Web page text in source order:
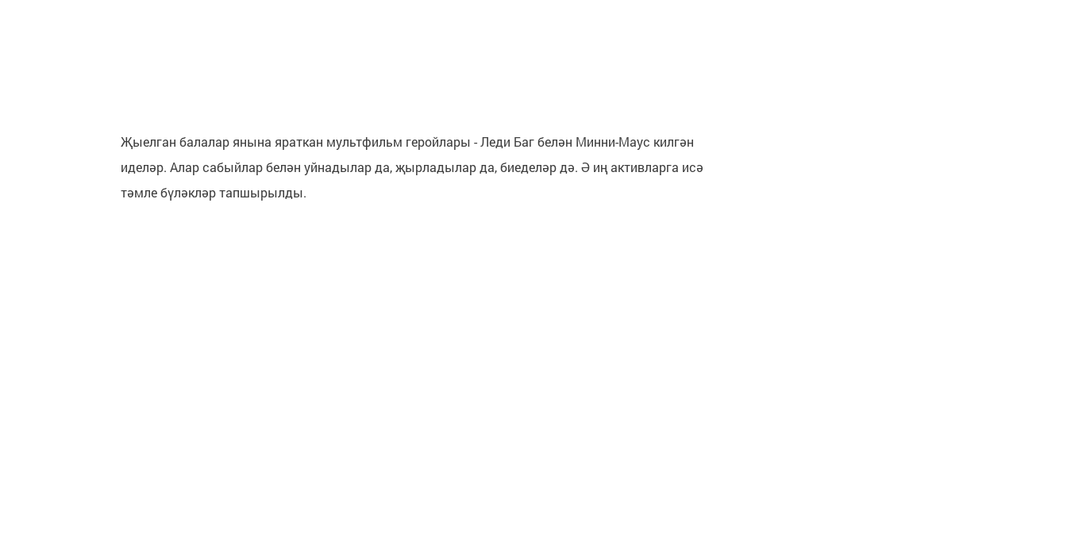
Җыелган балалар янына яраткан мультфильм геройлары - Леди Баг белән Минни-Маус килгән
иделәр. Алар сабыйлар белән уйнадылар да, җырладылар да, биеделәр дә. Ә иң активларга исә
тәмле бүләкләр тапшырылды.